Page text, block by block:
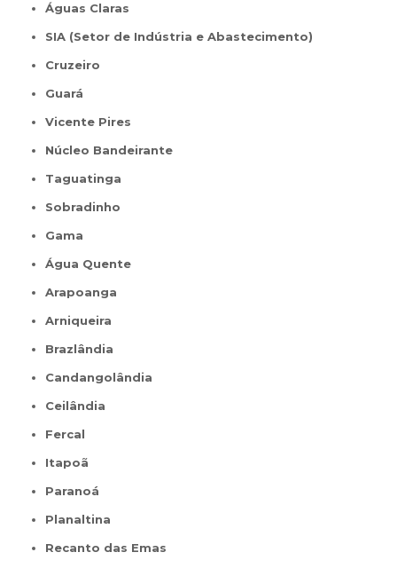
Águas Claras
SIA (Setor de Indústria e Abastecimento)
Cruzeiro
Guará
Vicente Pires
Núcleo Bandeirante
Taguatinga
Sobradinho
Gama
Água Quente
Arapoanga
Arniqueira
Brazlândia
Candangolândia
Ceilândia
Fercal
Itapoã
Paranoá
Planaltina
Recanto das Emas